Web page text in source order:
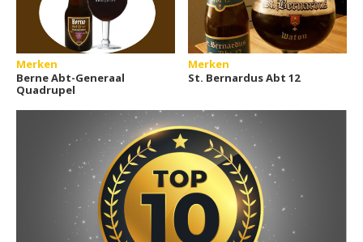
Merken
Berne Abt-Generaal
Quadrupel
Merken
St. Bernardus Abt 12